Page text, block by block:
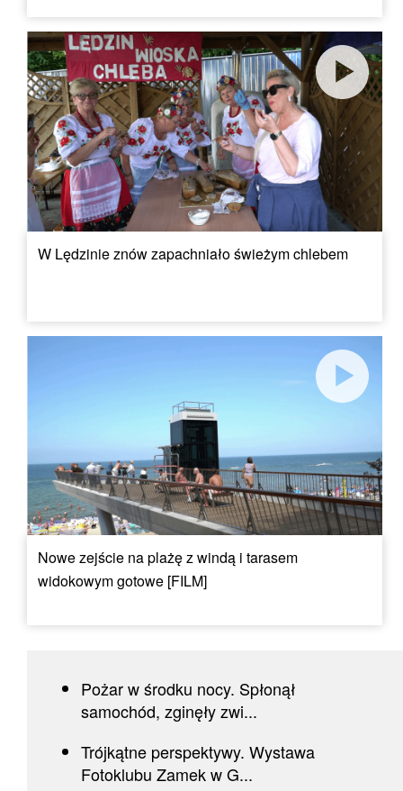
W Lędzinie znów zapachniało świeżym chlebem
Nowe zejście na plażę z windą i tarasem
widokowym gotowe [FILM]
Pożar w środku nocy. Spłonął
samochód, zginęły zwi...
Trójkątne perspektywy. Wystawa
Fotoklubu Zamek w G...